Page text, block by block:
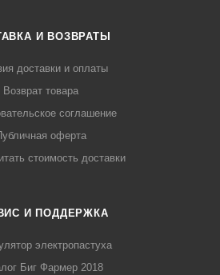
И ВОЗВРАТЫ
доставки и оплаты
Возврат товара
соглашение
оферта
стоимость доставки
И ПОДДЕРЖКА
электропастуха
Биг Фармер 2018